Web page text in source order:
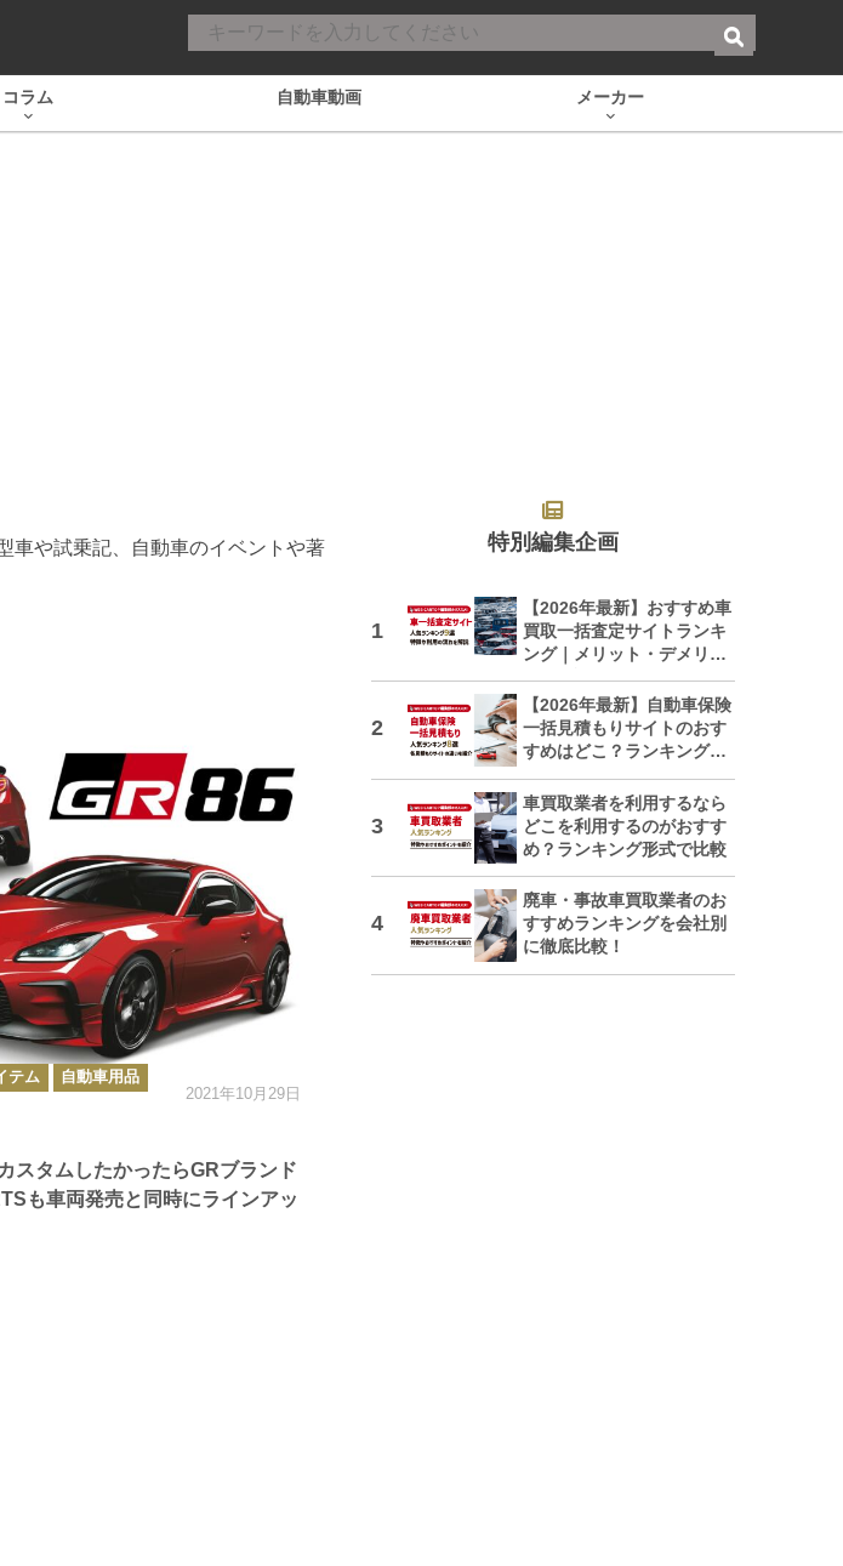
コラム 自動車動画 メーカー
車や試乗記、自動車のイベントや著
スタムしたかったらGRブランド
も車両発売と同時にラインアッ
テム
自動車用品
2021年10月29日
特別編集企画
【2026年最新】おすすめ車
買取一括査定サイトランキ
ング｜メリット・デメリッ
トも解説
【2026年最新】自動車保険
一括見積もりサイトのおす
すめはどこ？ランキングで
車買取業者を利用するなら
どこを利用するのがおすす
め？ランキング形式で比較
廃車・事故車買取業者のお
すすめランキングを会社別
に徹底比較！